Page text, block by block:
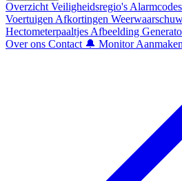
Overzicht Veiligheidsregio's Alarmcodes
Voertuigen Afkortingen
Hectometerpaaltjes Afbeelding
Over ons Contact 🔔 Monitor Aanmaken